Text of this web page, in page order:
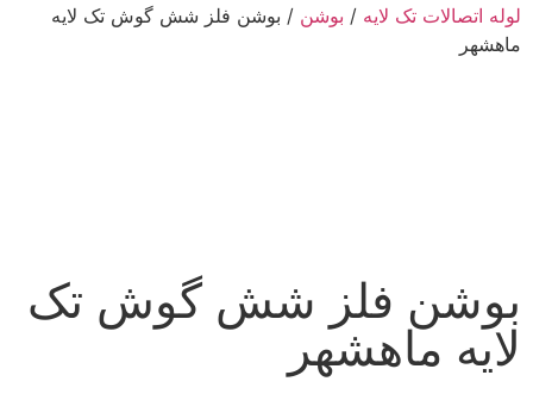
لوله اتصالات تک لایه / بوشن / بوشن فلز شش گوش تک لایه
ماهشهر
بوشن فلز شش گوش تک
لایه ماهشهر